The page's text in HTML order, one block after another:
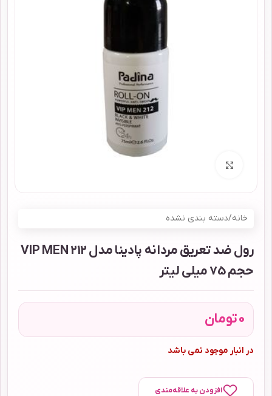
خانه/دسته بندی نشده
رول ضد تعریق مردانه پادینا مدل VIP MEN 212
حجم 75 میلی لیتر
0تومان
در انبار موجود نمی باشد
افزودن به علاقه‌مندی